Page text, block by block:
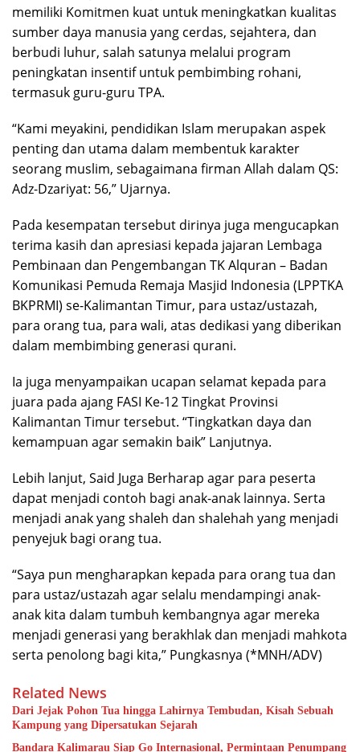
memiliki Komitmen kuat untuk meningkatkan kualitas
sumber daya manusia yang cerdas, sejahtera, dan
berbudi luhur, salah satunya melalui program
peningkatan insentif untuk pembimbing rohani,
termasuk guru-guru TPA.
“Kami meyakini, pendidikan Islam merupakan aspek
penting dan utama dalam membentuk karakter
seorang muslim, sebagaimana firman Allah dalam QS:
Adz-Dzariyat: 56,” Ujarnya.
Pada kesempatan tersebut dirinya juga mengucapkan
terima kasih dan apresiasi kepada jajaran Lembaga
Pembinaan dan Pengembangan TK Alquran – Badan
Komunikasi Pemuda Remaja Masjid Indonesia (LPPTKA
BKPRMI) se-Kalimantan Timur, para ustaz/ustazah,
para orang tua, para wali, atas dedikasi yang diberikan
dalam membimbing generasi qurani.
Ia juga menyampaikan ucapan selamat kepada para
juara pada ajang FASI Ke-12 Tingkat Provinsi
Kalimantan Timur tersebut. “Tingkatkan daya dan
kemampuan agar semakin baik” Lanjutnya.
Lebih lanjut, Said Juga Berharap agar para peserta
dapat menjadi contoh bagi anak-anak lainnya. Serta
menjadi anak yang shaleh dan shalehah yang menjadi
penyejuk bagi orang tua.
“Saya pun mengharapkan kepada para orang tua dan
para ustaz/ustazah agar selalu mendampingi anak-
anak kita dalam tumbuh kembangnya agar mereka
menjadi generasi yang berakhlak dan menjadi mahkota
serta penolong bagi kita,” Pungkasnya (*MNH/ADV)
Related News
Dari Jejak Pohon Tua hingga Lahirnya Tembudan, Kisah Sebuah
Kampung yang Dipersatukan Sejarah
Bandara Kalimarau Siap Go Internasional, Permintaan Penumpang